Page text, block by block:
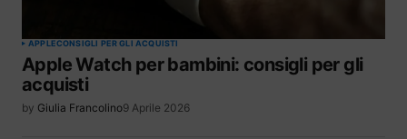
APPLECONSIGLI PER GLI ACQUISTI
Apple Watch per bambini: consigli per gli
acquisti
by Giulia Francolino9 Aprile 2026